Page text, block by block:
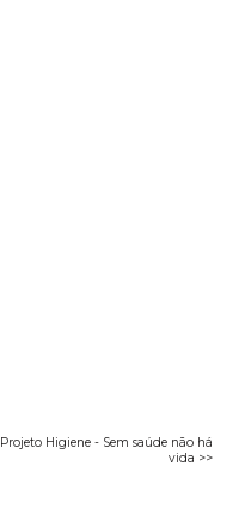
Projeto Higiene - Sem saúde não há
vida >>